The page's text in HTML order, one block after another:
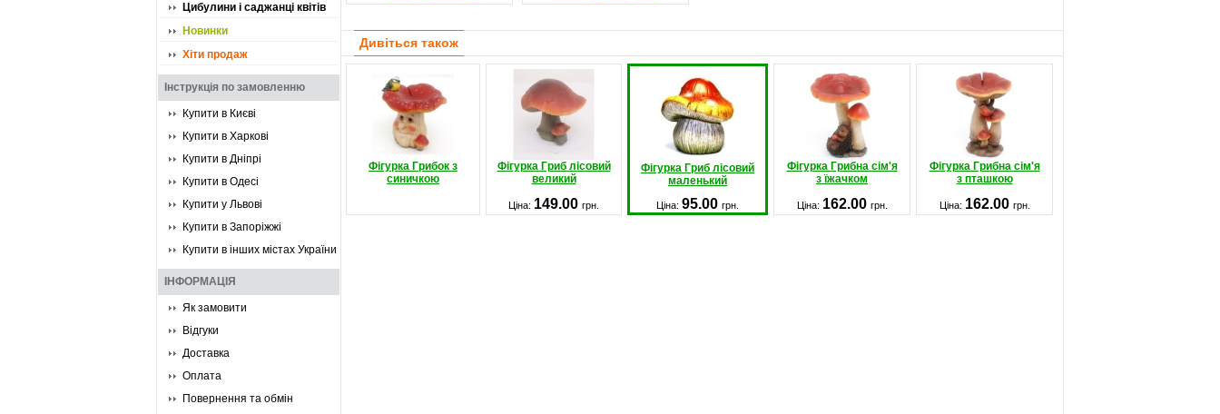
Цибулини і саджанці квітів
Новинки
Хіти продаж
Інструкція по замовленню
Купити в Києві
Купити в Харкові
Купити в Дніпрі
Купити в Одесі
Купити у Львові
Купити в Запоріжжі
Купити в інших містах України
ІНФОРМАЦІЯ
Як замовити
Відгуки
Доставка
Оплата
Повернення та обмін
Дивіться також
Фігурка Грибок з
синичкою
Фігурка Гриб лісовий
великий
Фігурка Гриб лісовий
маленький
Фігурка Грибна сім'я
з їжачком
Фігурка Грибна сім'я
з пташкою
Ціна: 149.00 грн. Ціна: 95.00 грн. Ціна: 162.00 грн. Ціна: 162.00 грн.